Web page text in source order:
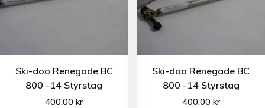
Ski-doo Renegade BC
800 -14 Styrstag
400.00kr
Ski-doo Renegade BC
800 -14 Styrstag
400.00 kr